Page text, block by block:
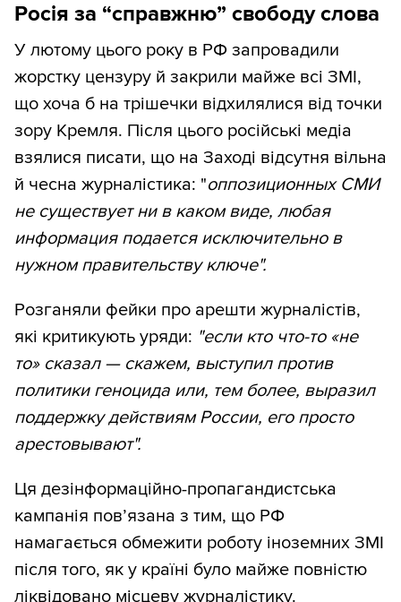
Росія за “справжню” свободу слова
У лютому цього року в РФ запровадили
жорстку цензуру й закрили майже всі ЗМІ,
що хоча б на трішечки відхилялися від точки
зору Кремля. Після цього російські медіа
взялися писати, що на Заході відсутня вільна
й чесна журналістика: "оппозиционных СМИ
не существует ни в каком виде, любая
информация подается исключительно в
нужном правительству ключе".
Розганяли фейки про арешти журналістів,
які критикують уряди: "если кто что-то «не
то» сказал — скажем, выступил против
политики геноцида или, тем более, выразил
поддержку действиям России, его просто
арестовывают".
Ця дезінформаційно-пропагандистська
кампанія пов’язана з тим, що РФ
намагається обмежити роботу іноземних ЗМІ
після того, як у країні було майже повністю
ліквідовано місцеву журналістику.